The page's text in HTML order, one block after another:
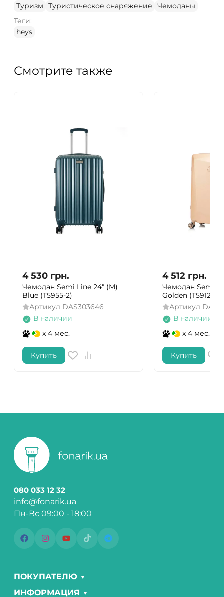
Туризм
Туристическое снаряжение
Чемоданы
Теги:
heys
Смотрите также
4 530 грн.
Чемодан Semi Line 24" (M)
Blue (T5955-2)
Артикул DAS303646
В наличии
x 4 мес.
Купить
4 512 грн.
Чемодан Semi
Golden (T5912-2)
Артикул
В наличии
x 4 мес.
Купить
080 033 12 32
info@fonarik.ua
Пн-Вс 09:00 - 18:00
ПОКУПАТЕЛЮ
ИНФОРМАЦИЯ